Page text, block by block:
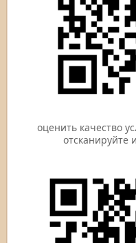
оценить качество
отсканируйте